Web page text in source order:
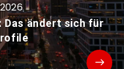
ändert sich für